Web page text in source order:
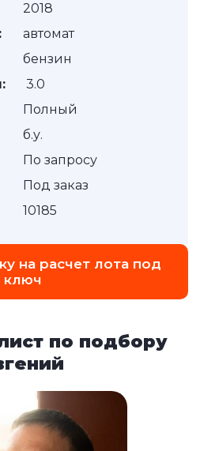
2018
автомат
бензин
3.0
Полный
б.у.
По запросу
Под заказ
10185
на расчет лота под
ключ
по подбору